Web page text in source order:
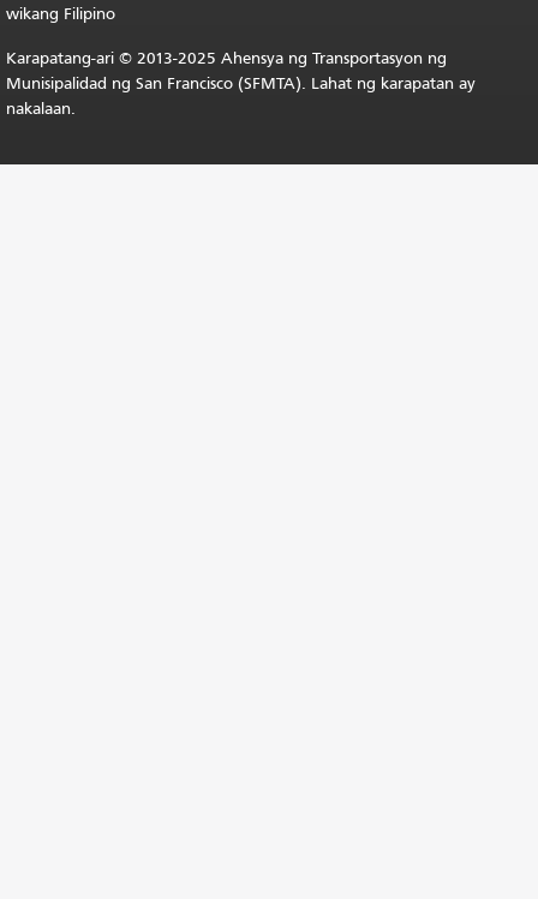
wikang Filipino
Karapatang-ari © 2013-2025 Ahensya ng Transportasyon ng
Munisipalidad ng San Francisco (SFMTA). Lahat ng karapatan ay
nakalaan.